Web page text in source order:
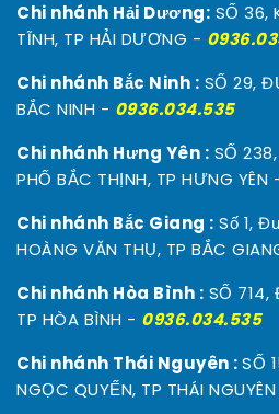
Chi nhánh Hải Dương: SỐ 36,
TĨNH, TP HẢI DƯƠNG -
Chi nhánh Bắc Ninh : SỐ 29,
BẮC NINH - 0936.034.535
Chi nhánh Hưng Yên : SỐ
PHỐ BẮC THỊNH, TP HƯNG YÊN
Chi nhánh Bắc Giang : Số 1,
HOÀNG VĂN THỤ, TP BẮC
Chi nhánh Hòa Bình : SỐ 714,
TP HÒA BÌNH - 0936.034.535
Chi nhánh Thái Nguyên :SỐ
NGỌC QUYẾN, TP THÁI